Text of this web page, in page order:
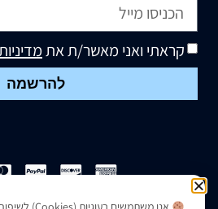
קראתי ואני מאשר/ת את
להרשמה